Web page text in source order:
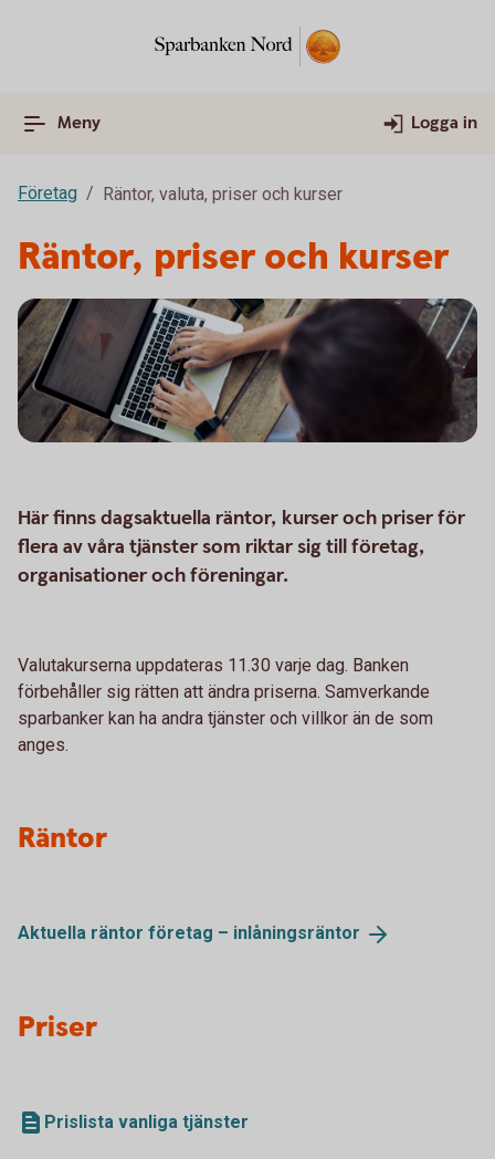
Meny Logga in
Företag Räntor, valuta, priser och kurser
Räntor, priser och kurser
Här finns dagsaktuella räntor, kurser och priser för
flera av våra tjänster som riktar sig till företag,
organisationer och föreningar.
Valutakurserna uppdateras 11.30 varje dag. Banken
förbehåller sig rätten att ändra priserna. Samverkande
sparbanker kan ha andra tjänster och villkor än de som
anges.
Räntor
Aktuella räntor företag – inlåningsräntor
Priser
Prislista vanliga tjänster